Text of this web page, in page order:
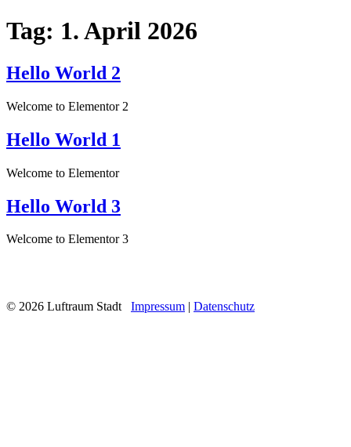
Tag: 1. April 2026
Hello World 2
Welcome to Elementor 2
Hello World 1
Welcome to Elementor
Hello World 3
Welcome to Elementor 3
© 2026 Luftraum Stadt Impressum | Datenschutz